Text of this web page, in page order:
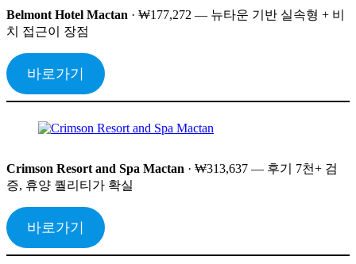
Belmont Hotel Mactan · ₩177,272 — 뉴타운 기반 실속형 + 비
치 접근이 장점
바로가기
Crimson Resort and Spa Mactan · ₩313,637 — 후기 7천+ 검
증, 휴양 퀄리티가 확실
바로가기